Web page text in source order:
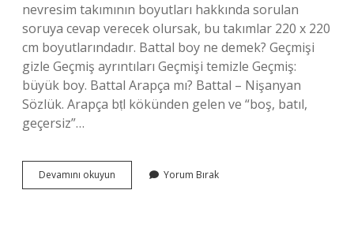
nevresim takımının boyutları hakkında sorulan
soruya cevap verecek olursak, bu takımlar 220 x 220
cm boyutlarındadır. Battal boy ne demek? Geçmişi
gizle Geçmiş ayrıntıları Geçmişi temizle Geçmiş:
büyük boy. Battal Arapça mı? Battal – Nişanyan
Sözlük. Arapça bṭl kökünden gelen ve “boş, batıl,
geçersiz”…
Devamını okuyun
Battal
Yorum Bırak